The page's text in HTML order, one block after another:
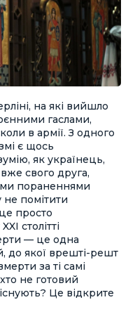
на які вийшло
гаслами,
в армії. З одного
є щось
як українець,
свого друга,
пораненнями
не помітити
просто
столітті
— це одна
до якої врешті-решт
за ті самі
не готовий
Це відкрите